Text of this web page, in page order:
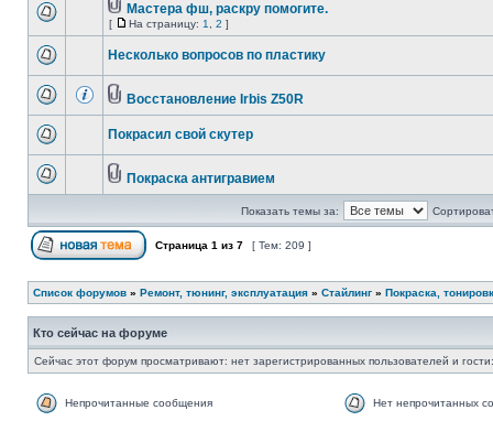
Мастера фш, раскру помогите.
[ На страницу: 1 2 ]
Несколько вопросов по пластику
Восстановление Irbis Z50R
Покрасил свой скутер
Покраска антигравием
Показать темы за:
Страница 1 из 7 [ Тем: 209 ]
Список форумов » Ремонт, тюнинг, эксплуатация » Стайлинг » Покраска,
Кто сейчас на форуме
Сейчас этот форум просматривают: нет зарегистрированных пользователей и
Непрочитанные сообщения Нет непрочитанных